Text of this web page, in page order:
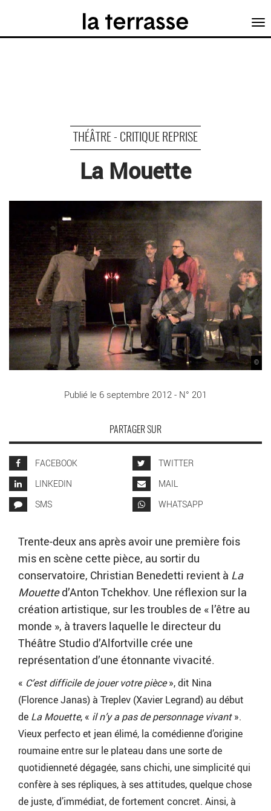
THÉÂTRE - CRITIQUE REPRISE
La Mouette
©
Publié le 6 septembre 2012 - N° 201
PARTAGER SUR
FACEBOOK
TWITTER
LINKEDIN
MAIL
SMS
WHATSAPP
Trente-deux ans après avoir une première fois
mis en scène cette pièce, au sortir du
conservatoire, Christian Benedetti revient à La
Mouetted’Anton Tchekhov. Une réflexion sur la
création artistique, sur les troubles de « l’être au
monde », à travers laquelle le directeur du
Théâtre Studio d’Alfortville crée une
représentation d’une étonnante vivacité.
« C’est difficile de jouer votre pièce», dit Nina
(Florence Janas) à Treplev (Xavier Legrand) au début
de La Mouette, « il n’y a pas de personnage vivant».
Vieux perfecto et jean élimé, la comédienne d’origine
roumaine entre sur le plateau dans une sorte de
quotidienneté dégagée, sans chichi, une simplicité qui
confère à ses répliques, à ses attitudes, quelque chose
de juste, d’immédiat, de fortement concret. Ainsi, à